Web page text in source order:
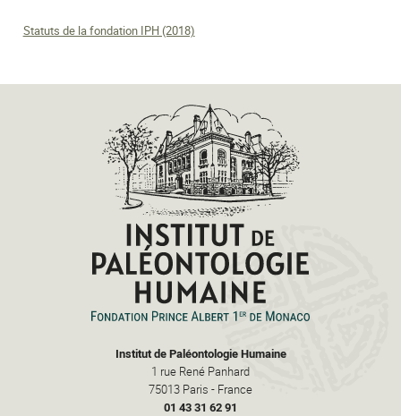
Statuts de la fondation IPH (2018)
Institut de Paléontologie Humaine
1 rue René Panhard
75013 Paris - France
01 43 31 62 91